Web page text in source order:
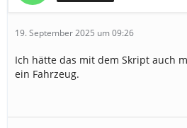
19. September 2025 um 09:26
Ich hätte das mit dem Skript auch
ein Fahrzeug.